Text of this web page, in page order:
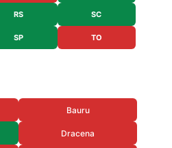
RS SC
SP TO
Bauru
Dracena